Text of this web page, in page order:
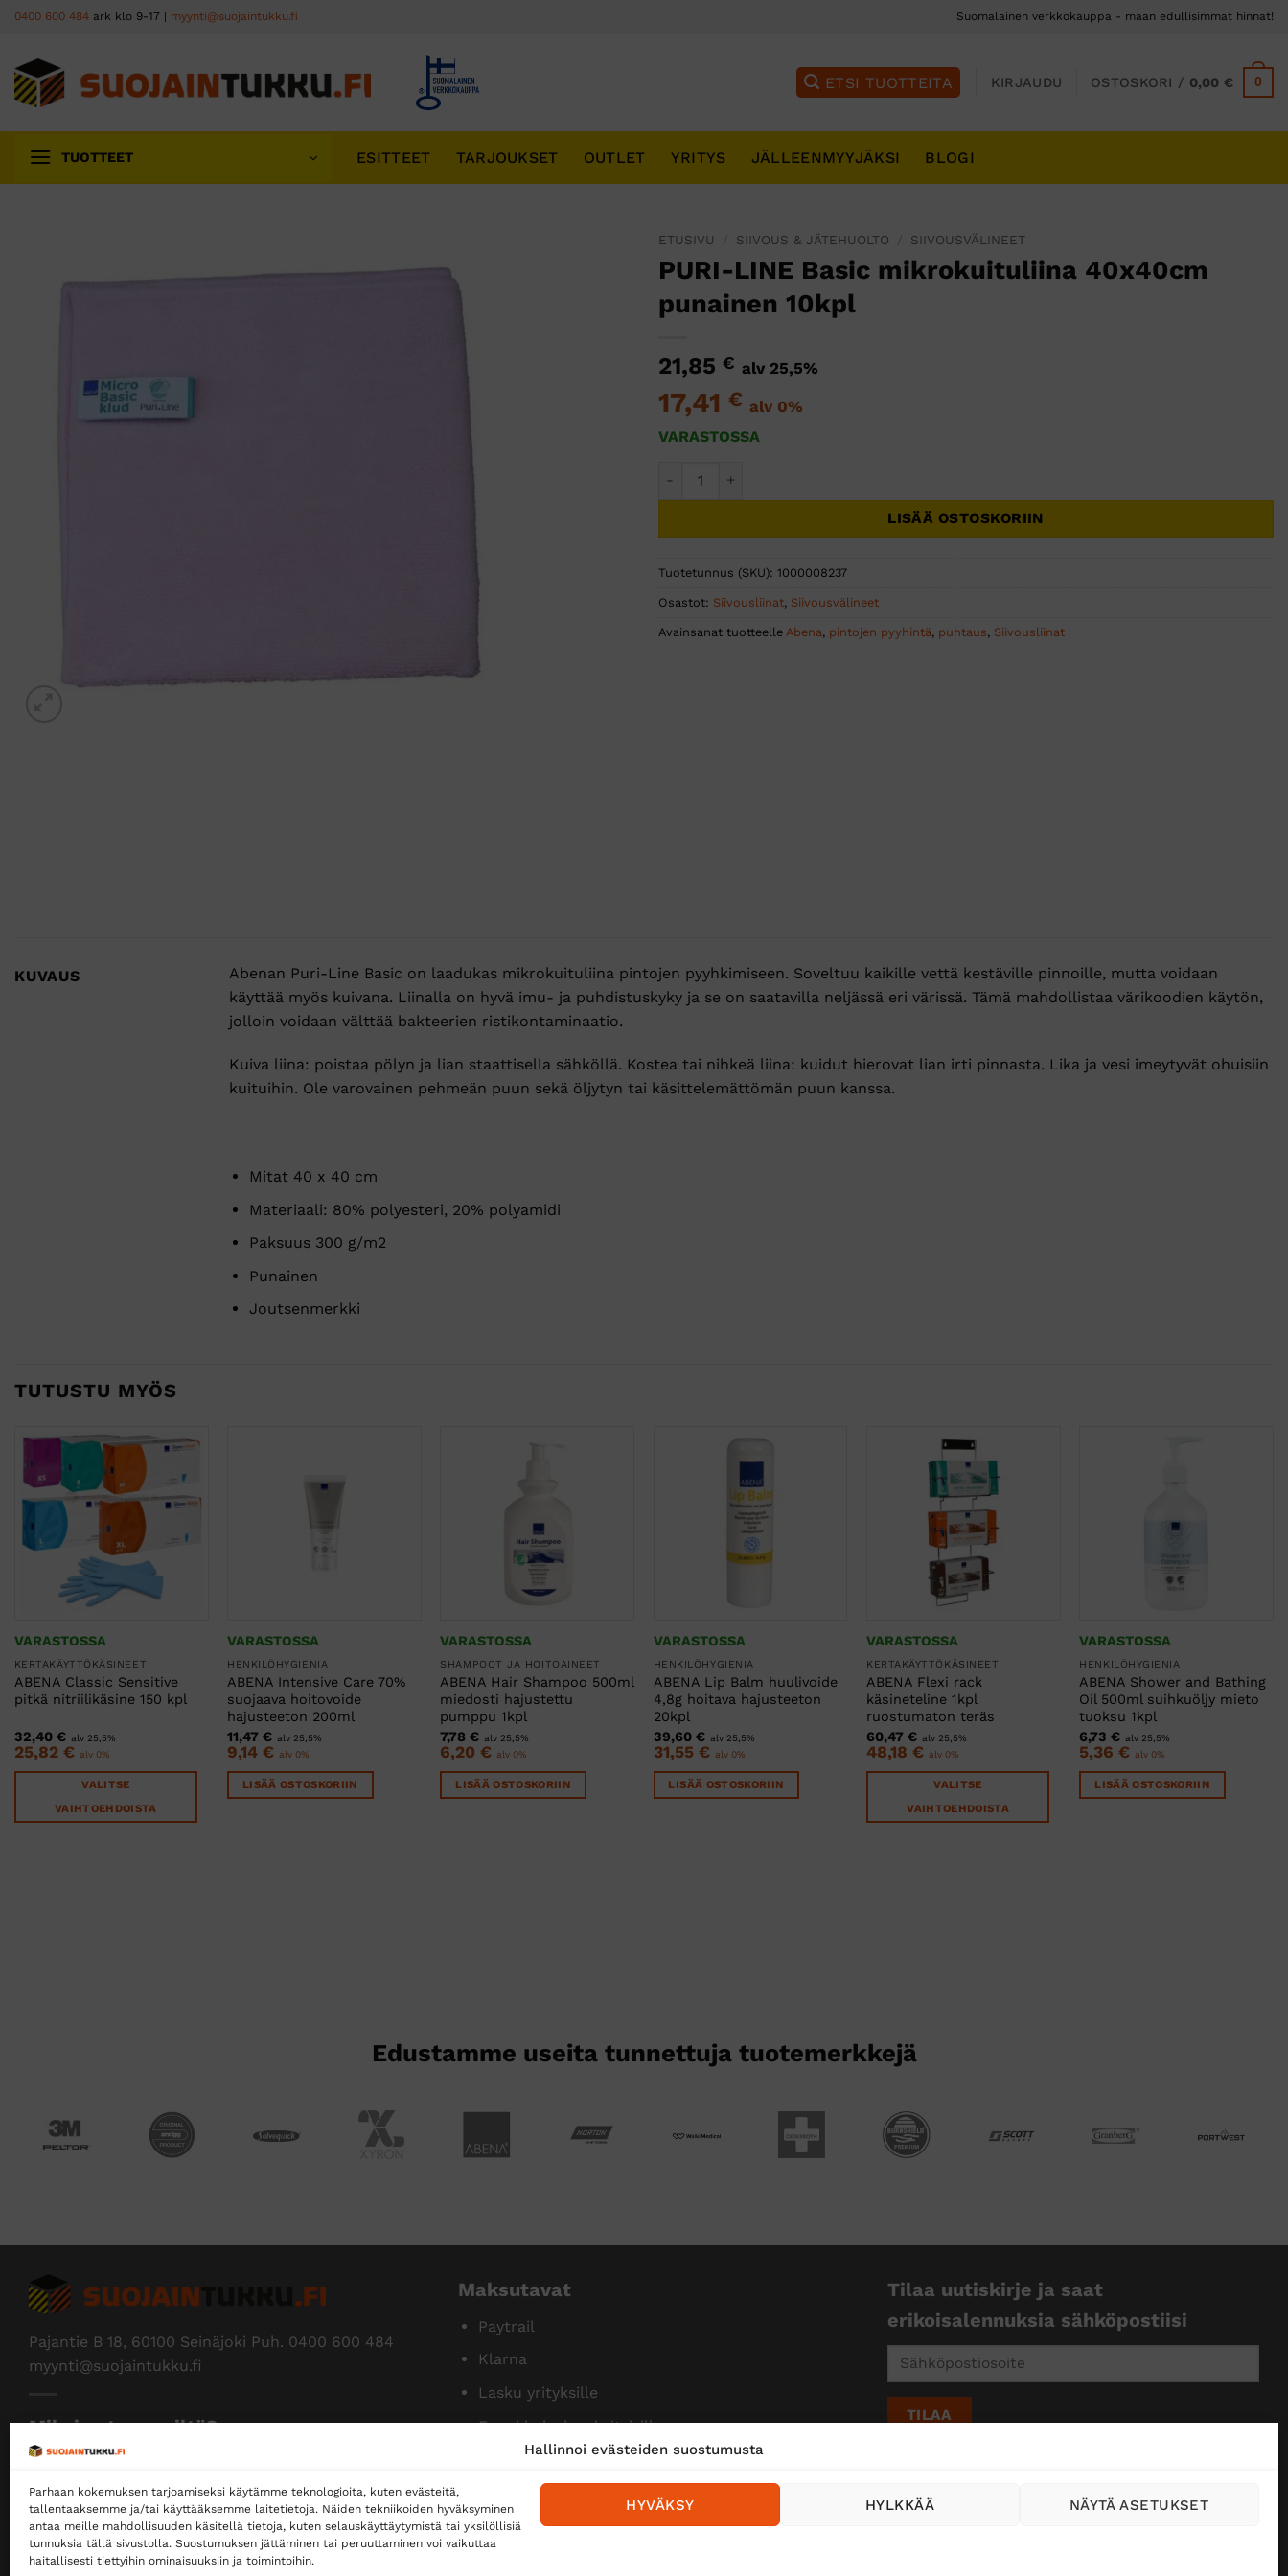
Hallinnoi evästeiden suostumusta
Parhaan kokemuksen tarjoamiseksi käytämme teknologioita, kuten evästeitä,
tallentaaksemme ja/tai käyttääksemme laitetietoja. Näiden tekniikoiden hyväksyminen
antaa meille mahdollisuuden käsitellä tietoja, kuten selauskäyttäytymistä tai yksilöllisiä
tunnuksia tällä sivustolla. Suostumuksen jättäminen tai peruuttaminen voi vaikuttaa
haitallisesti tiettyihin ominaisuuksiin ja toimintoihin.
HYVÄKSY HYLKKÄÄ NÄYTÄ ASETUKSET
Skip
content
0400 600 484 ark klo 9-17 | myynti@suojaintukku.fi Suomalainen verkkokauppa - maan edullisimmat hinnat!
KIRJAUDU OSTOSKORI / 0,00€ 0
TUOTTEET ESITTEET TARJOUKSET OUTLET YRITYS JÄLLEENMYYJÄKSI BLOGI
ETUSIVU SIIVOUS & JÄTEHUOLTO SIIVOUSVÄLINEET
PURI-LINE Basic mikrokuituliina 40x40cm
punainen 10kpl
21,85 € alv 25,5%
17,41 € alv 0%
VARASTOSSA
LISÄÄ OSTOSKORIIN
Tuotetunnus (SKU): 1000008237
Osastot: Siivousliinat, Siivousvälineet
Avainsanat tuotteelle Abena, pintojen pyyhintä, puhtaus, Siivousliinat
KUVAUS
Abenan Puri-Line Basic on laadukas mikrokuituliina pintojen pyyhkimiseen. Soveltuu kaikille vettä kestäville pinnoille, mutta voidaan
käyttää myös kuivana. Liinalla on hyvä imu- ja puhdistuskyky ja se on saatavilla neljässä eri värissä. Tämä mahdollistaa värikoodien käytön,
jolloin voidaan välttää bakteerien ristikontaminaatio.
Kuiva liina: poistaa pölyn ja lian staattisella sähköllä. Kostea tai nihkeä liina: kuidut hierovat lian irti pinnasta. Lika ja vesi imeytyvät ohuisiin
kuituihin. Ole varovainen pehmeän puun sekä öljytyn tai käsittelemättömän puun kanssa.
Mitat 40 x 40 cm
Materiaali: 80% polyesteri, 20% polyamidi
Paksuus 300 g/m2
Punainen
Joutsenmerkki
TUTUSTU MYÖS
VARASTOSSA
KERTAKÄYTTÖKÄSINEET
ABENA Classic Sensitive
pitkä nitriilikäsine 150 kpl
32,40 € alv 25,5%
25,82 € alv 0%
VALITSE
VAIHTOEHDOISTA
VARASTOSSA
HENKILÖHYGIENIA
ABENA Intensive Care 70%
suojaava hoitovoide
hajusteeton 200ml
11,47€ alv 25,5%
9,14€ alv 0%
LISÄÄ OSTOSKORIIN
VARASTOSSA
SHAMPOOT JA HOITOAINEET
ABENA Hair Shampoo 500ml
miedosti hajustettu
pumppu 1kpl
7,78€ alv 25,5%
6,20€ alv 0%
LISÄÄ OSTOSKORIIN
VARASTOSSA
HENKILÖHYGIENIA
ABENA Lip Balm huulivoide
4,8g hoitava hajusteeton
20kpl
39,60 € alv 25,5%
31,55 € alv 0%
LISÄÄ OSTOSKORIIN
VARASTOSSA
KERTAKÄYTTÖKÄSINEET
ABENA Flexi rack
käsineteline 1kpl
ruostumaton teräs
60,47€ alv 25,5%
48,18€ alv 0%
VALITSE
VAIHTOEHDOISTA
VARASTOSSA
HENKILÖHYGIENIA
ABENA Shower and Bathing
Oil 500ml suihkuöljy mieto
tuoksu 1kpl
6,73€ alv 25,5%
5,36€ alv 0%
LISÄÄ OSTOSKORIIN
Edustamme useita tunnettuja tuotemerkkejä
Pajantie B 18, 60100 Seinäjoki Puh. 0400 600 484
myynti@suojaintukku.fi
Miksi ostaa meiltä?
Ostaminen ei edellytä rekisteröitymistä
Ilmainen toimitus noutopisteeseen yli 200 €
tilauksille!
Maksutavat
Paytrail
Klarna
Lasku yrityksille
Ennakkolasku yksityisille
Tilaa uutiskirje ja saat
erikoisalennuksia sähköpostiisi